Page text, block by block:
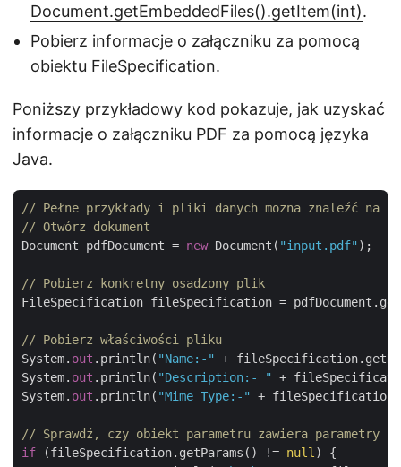
Document.getEmbeddedFiles().getItem(int).
Pobierz informacje o załączniku za pomocą
obiektu FileSpecification.
Poniższy przykładowy kod pokazuje, jak uzyskać
informacje o załączniku PDF za pomocą języka
Java.
// Pełne przykłady i pliki danych można znaleźć na
// Otwórz dokument
Document pdfDocument = new Document( "input.pdf" );
// Pobierz konkretny osadzony plik
FileSpecification fileSpecification =
// Pobierz właściwości pliku
System. out .println( "Name:-"
+
System. out .println( "Description:- "
+
System. out .println( "Mime Type:-" +
// Sprawdź, czy obiekt parametru zawiera parametry
if (fileSpecification.getParams() != null ) {